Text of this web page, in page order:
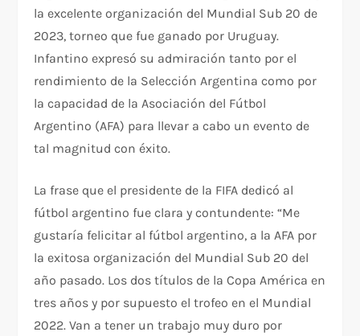
la excelente organización del Mundial Sub 20 de
2023, torneo que fue ganado por Uruguay.
Infantino expresó su admiración tanto por el
rendimiento de la Selección Argentina como por
la capacidad de la Asociación del Fútbol
Argentino (AFA) para llevar a cabo un evento de
tal magnitud con éxito.
La frase que el presidente de la FIFA dedicó al
fútbol argentino fue clara y contundente: “Me
gustaría felicitar al fútbol argentino, a la AFA por
la exitosa organización del Mundial Sub 20 del
año pasado. Los dos títulos de la Copa América en
tres años y por supuesto el trofeo en el Mundial
2022. Van a tener un trabajo muy duro por